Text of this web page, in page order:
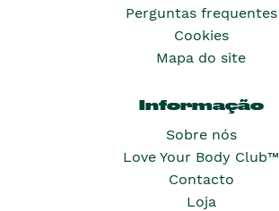
Perguntas frequentes
Cookies
Mapa do site
Informação
Sobre nós
Love Your Body Club™
Contacto
Loja